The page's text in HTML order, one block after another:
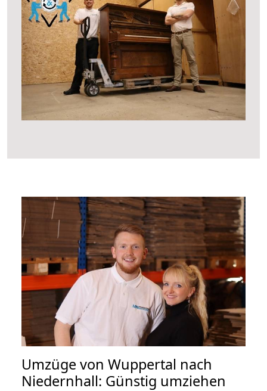
Umzüge von Wuppertal nach
Niedernhall: Günstig umziehen